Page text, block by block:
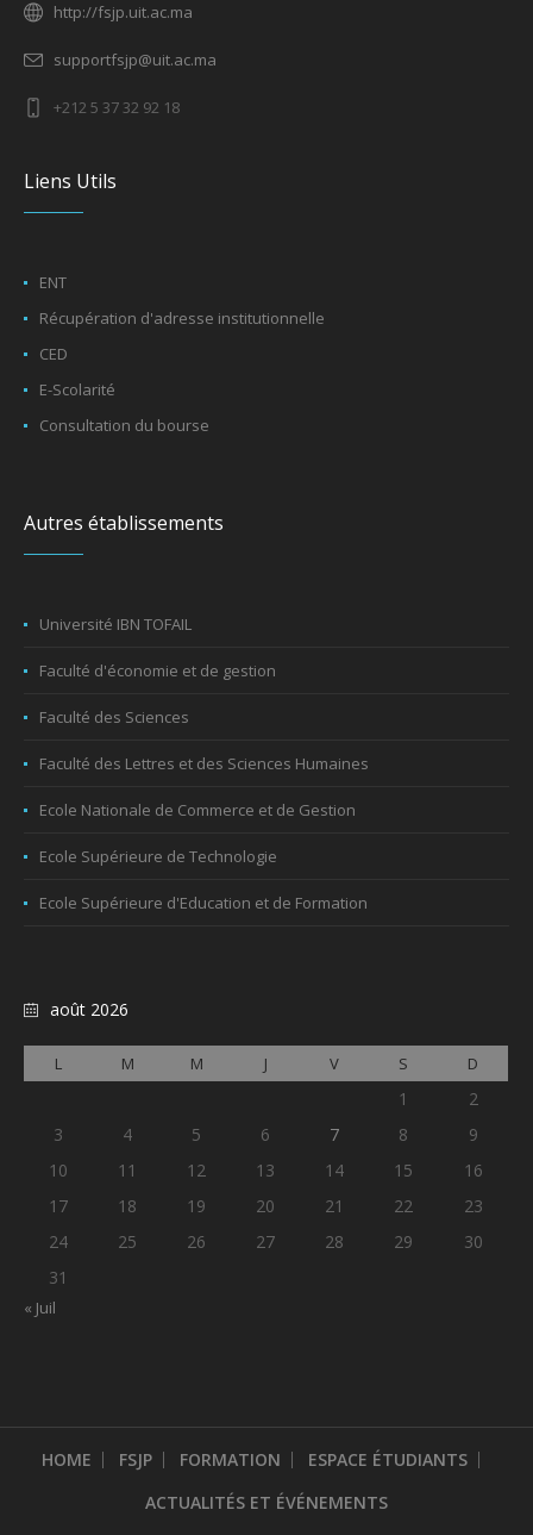
http://fsjp.uit.ac.ma
supportfsjp@uit.ac.ma
+212 5 37 32 92 18
Liens Utils
ENT
Récupération d'adresse institutionnelle
CED
E-Scolarité
Consultation du bourse
Autres établissements
Université IBN TOFAIL
Faculté d'économie et de gestion
Faculté des Sciences
Faculté des Lettres et des Sciences Humaines
Ecole Nationale de Commerce et de Gestion
Ecole Supérieure de Technologie
Ecole Supérieure d'Education et de Formation
août 2026
L M M J V S D
1
2
3
4 5 6 7 8
9
10
11 12 13 14 15
16
17
18 19 20 21 22
23
24
25 26 27 28 29
30
31
« Juil
HOME FSJP FORMATION
ESPACE ÉTUDIANTS
ACTUALITÉS ET ÉVÉNEMENTS